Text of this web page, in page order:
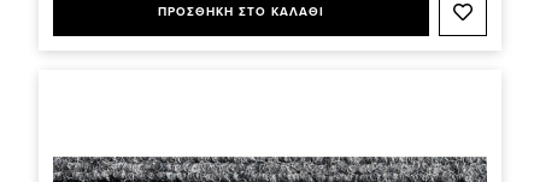
ΠΡΟΣΘΗΚΗ ΣΤΟ ΚΑΛΑΘΙ